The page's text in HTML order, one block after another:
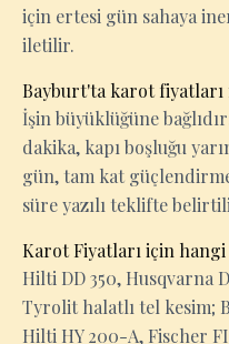
için ertesi gün sahaya
iletilir.
Bayburt'ta karot
İşin büyüklüğüne
dakika, kapı boşluğu
gün, tam kat
süre yazılı teklifte
Karot Fiyatları için
Hilti DD 350, Husqvarna
Tyrolit halatlı tel kesim;
Hilti HY 200-A, Fischer